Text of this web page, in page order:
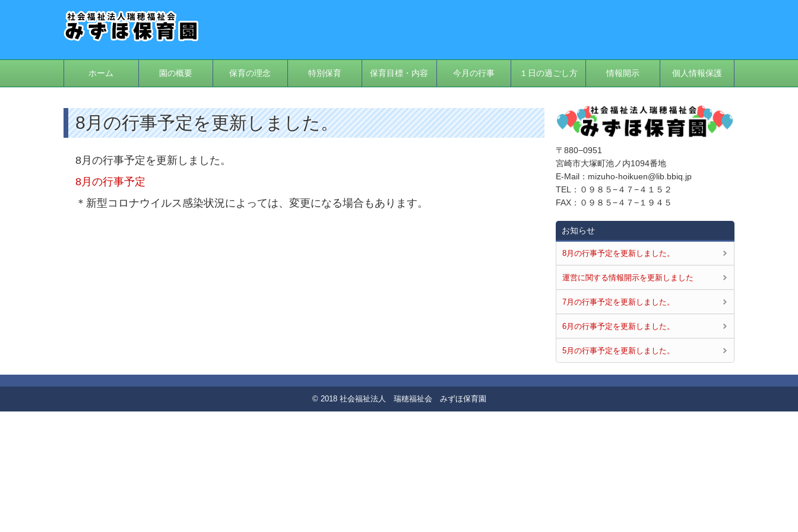
ホーム 園の概要 保育の理念 特別保育 保育目標・内容 今月の行事 １日の過ごし方 情報開示 個人情報保護
8月の行事予定を更新しました。
8月の行事予定を更新しました。
8月の行事予定
＊新型コロナウイルス感染状況によっては、変更になる場合もあります。
〒880−0951
宮崎市大塚町池ノ内1094番地
E‐Mail：mizuho-hoikuen@lib.bbiq.jp
TEL：０９８５−４７−４１５２
FAX：０９８５−４７−１９４５
お知らせ
8月の行事予定を更新しました。
運営に関する情報開示を更新しました
7月の行事予定を更新しました。
6月の行事予定を更新しました。
5月の行事予定を更新しました。
© 2018 社会福祉法人 瑞穂福祉会 みずほ保育園